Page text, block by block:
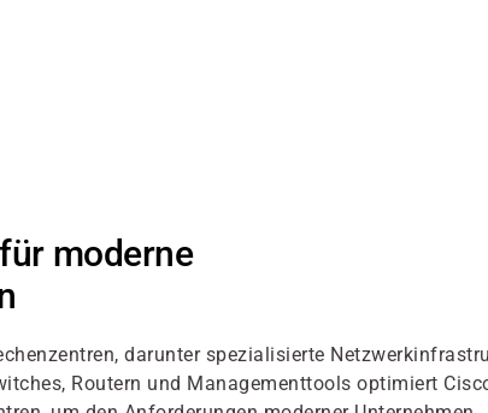
moderne
darunter spezialisierte
Routern und Managementtools optimiert